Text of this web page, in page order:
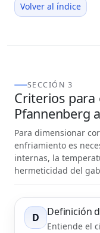
Volver al índice
SECCIÓN 3
Criterios
Pfannenberg
Para dimensionar
enfriamiento es
internas, la
hermeticidad del
D Definición
Entiende el